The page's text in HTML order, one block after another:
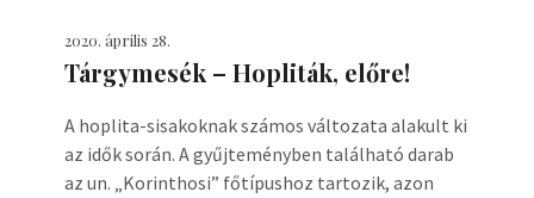
2020. április 28.
Tárgymesék – Hopliták, előre!
A hoplita-sisakoknak számos változata alakult ki
az idők során. A gyűjteményben található darab
az un. „Korinthosi” főtípushoz tartozik, azon